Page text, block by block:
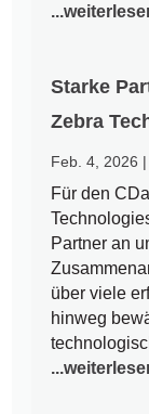
Starke
Zebra
Feb. 4, 2026
Für den
Partner an
über viele
hinweg